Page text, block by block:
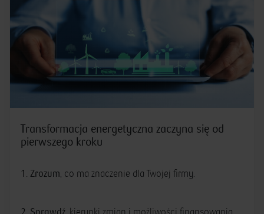
Transformacja energetyczna zaczyna się od
pierwszego kroku
1. Zrozum, co ma znaczenie dla Twojej firmy.